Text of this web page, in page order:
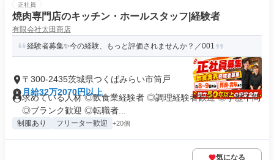
正社員
焼肉専門店のキッチン・ホールスタッフ|経験者
有限会社太田商店
経験者募集✨今の経験、もっと評価されませんか？／001
〒300-2435茨城県つくばみらい市筒戸
月給32万2070円以上
求めている人材 ◎飲食業経験者 ◎調理経験者歓迎 ◎学歴不問
◎ブランク歓迎 ◎転職者...
制服あり フリーター歓迎 +20個
気になる